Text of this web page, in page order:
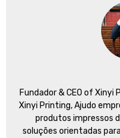
Fundador &CEO of Xinyi
Xinyi Printing, Ajudo
produtos impressos
soluções orientadas